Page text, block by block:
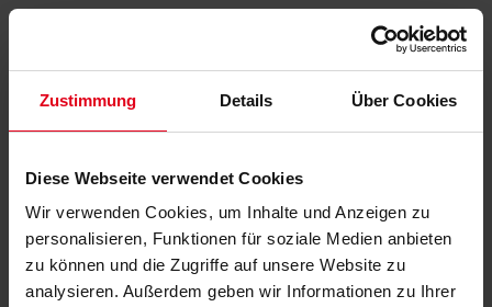
Zustimmung Details Über Cookies
Diese Webseite verwendet Cookies
Wir verwenden Cookies, um Inhalte und Anzeigen zu
personalisieren, Funktionen für soziale Medien anbieten
zu können und die Zugriffe auf unsere Website zu
analysieren. Außerdem geben wir Informationen zu Ihrer